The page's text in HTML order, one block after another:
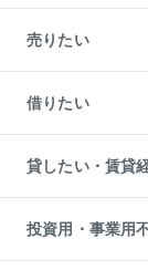
新築・分譲マンショ
中古マンションの購
一戸建ての購入
中古一戸建ての購入
不動産購入の流れ
注目キーワード物件
購入ガイド
English 繁体中文
売りたい
一戸建ての売却・査
土地の売却・査定
スピードAI査定
不動産査定について
不動産売却の流れ
不動産買換えの流れ
売却ガイド
借りたい
オフィス・店舗の
借りるときの流れ
借りるガイド
貸したい・賃貸
マンション賃料デ
賃貸管理プラン
リロケーションに
投資用・事業用